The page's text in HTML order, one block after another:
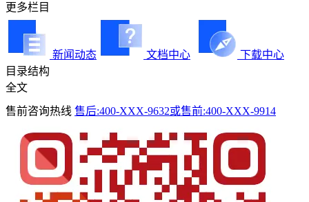
更多栏目
新闻动态 文档中心
下载中心
目录结构
全文
售前咨询热线 售后:400-XXX-9632或售前:400-XXX-9914